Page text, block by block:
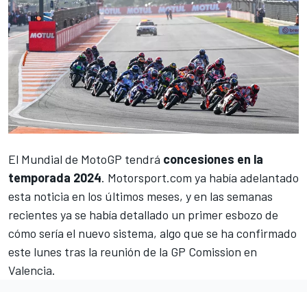
El Mundial de MotoGP tendrá concesiones en la
temporada 2024. Motorsport.com ya había adelantado
esta noticia en los últimos meses, y en las semanas
recientes ya se había detallado un primer esbozo de
cómo sería el nuevo sistema, algo que se ha confirmado
este lunes tras la reunión de la GP Comission en
Valencia.